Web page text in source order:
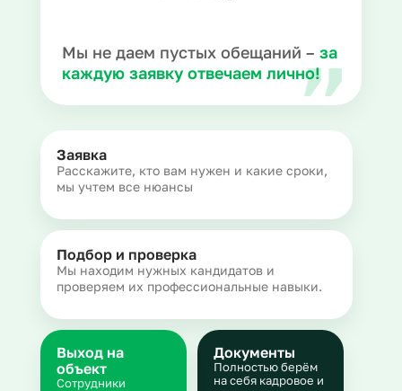
Мы не даем пустых обещаний – за
каждую заявку отвечаем лично!
Заявка
Расскажите, кто вам нужен и какие сроки,
мы учтем все нюансы
Подбор и проверка
Мы находим нужных кандидатов и
проверяем их профессиональные навыки.
Документы
Полностью берём
на себя кадровое и
Выход на
объект
Сотрудники